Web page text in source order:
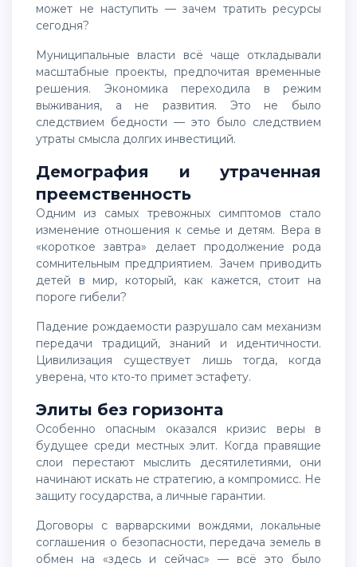
может не наступить — зачем тратить ресурсы
сегодня?
Муниципальные власти всё чаще откладывали
масштабные проекты, предпочитая временные
решения. Экономика переходила в режим
выживания, а не развития. Это не было
следствием бедности — это было следствием
утраты смысла долгих инвестиций.
Демография и утраченная
преемственность
Одним из самых тревожных симптомов стало
изменение отношения к семье и детям. Вера в
«короткое завтра» делает продолжение рода
сомнительным предприятием. Зачем приводить
детей в мир, который, как кажется, стоит на
пороге гибели?
Падение рождаемости разрушало сам механизм
передачи традиций, знаний и идентичности.
Цивилизация существует лишь тогда, когда
уверена, что кто-то примет эстафету.
Элиты без горизонта
Особенно опасным оказался кризис веры в
будущее среди местных элит. Когда правящие
слои перестают мыслить десятилетиями, они
начинают искать не стратегию, а компромисс. Не
защиту государства, а личные гарантии.
Договоры с варварскими вождями, локальные
соглашения о безопасности, передача земель в
обмен на «здесь и сейчас» — всё это было